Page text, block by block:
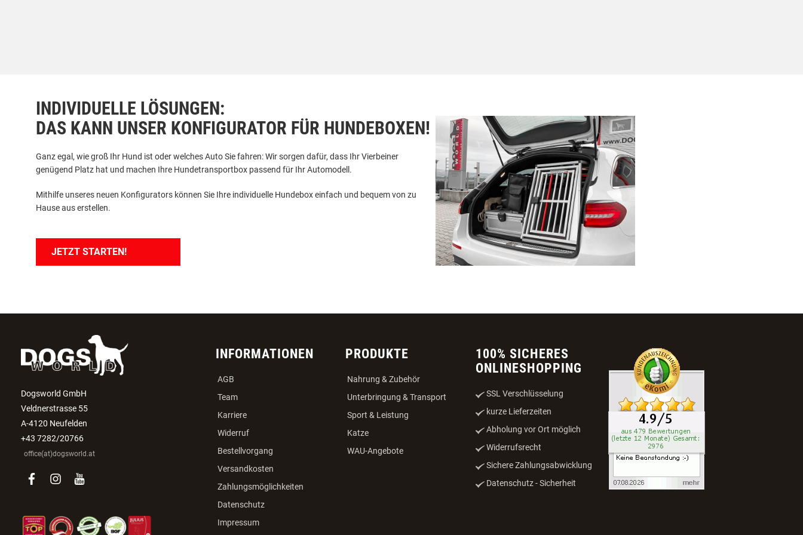
INDIVIDUELLE LÖSUNGEN:
DAS KANN UNSER KONFIGURATOR FÜR HUNDEBOXEN!
Ganz egal, wie groß Ihr Hund ist oder welches Auto Sie fahren: Wir sorgen dafür, dass Ihr Vierbeiner
genügend Platz hat und machen Ihre Hundetransportbox passend für Ihr Automodell.
Mithilfe unseres neuen Konfigurators können Sie Ihre individuelle Hundebox einfach und bequem von zu
Hause aus erstellen.
JETZT STARTEN!
Dogsworld GmbH
Veldnerstrasse 55
A-4120 Neufelden
+43 7282/20766
office(at)dogsworld.at
facebook
instagram
youtube
INFORMATIONEN
AGB
Team
Karriere
Widerruf
Bestellvorgang
Versandkosten
Zahlungsmöglichkeiten
Datenschutz
Impressum
PRODUKTE
Nahrung & Zubehör
Unterbringung & Transport
Sport & Leistung
Katze
WAU-Angebote
100% SICHERES
ONLINESHOPPING
SSL Verschlüsselung
kurze Lieferzeiten
Abholung vor Ort möglich
Widerrufsrecht
Sichere Zahlungsabwicklung
Datenschutz - Sicherheit